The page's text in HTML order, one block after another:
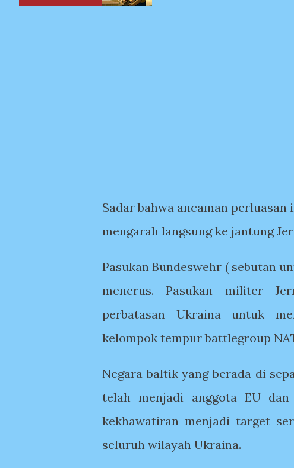
Sadar bahwa ancaman
mengarah langsung ke jantung
Pasukan Bundeswehr ( sebutan
menerus. Pasukan militer
perbatasan Ukraina untuk
kelompok tempur battlegroup
Negara baltik yang berada di
telah menjadi anggota EU dan
kekhawatiran menjadi target
seluruh wilayah Ukraina.